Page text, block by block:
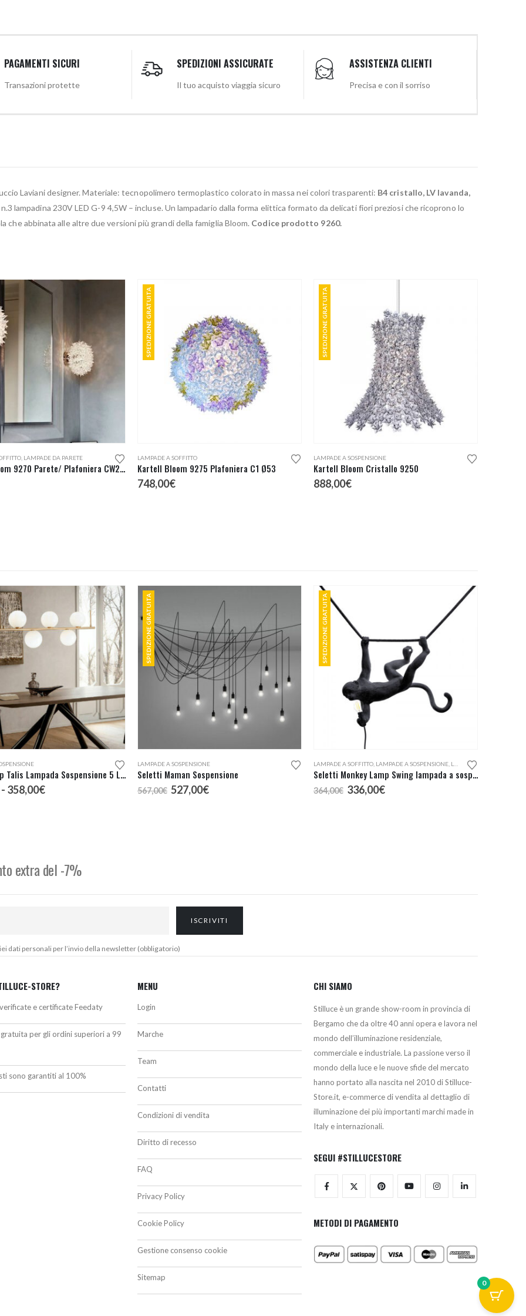
PAGAMENTI SICURI
Transazioni protette
SPEDIZIONI ASSICURATE
Il tuo acquisto viaggia sicuro
ASSISTENZA CLIENTI
Precisa e con il sorriso
Laviani designer. Materiale: tecnopolimero termoplastico colorato in massa nei colori trasparenti: B4 cristallo, LV lavanda,
lampadina 230V LED G-9 4,5W – incluse. Un lampadario dalla forma elittica formato da delicati fiori preziosi che ricoprono lo
abbinata alle altre due versioni più grandi della famiglia Bloom. Codice prodotto 9260.
LAMPADE DA PARETE
Kartell Bloom 9270 Parete/ Plafoniera CW2 Ø28
SPEDIZIONE GRATUITA
LAMPADE A SOFFITTO
Kartell Bloom 9275 Plafoniera C1 Ø53
748,00€
SPEDIZIONE GRATUITA
LAMPADE A SOSPENSIONE
Kartell Bloom Cristallo 9250
888,00€
Redo Group Talis Lampada Sospensione 5 Luci
- 358,00€Fascia
SPEDIZIONE GRATUITA
LAMPADE A SOSPENSIONE
Seletti Maman Sospensione
567,00€ Il
prezzo
527,00€Il
SPEDIZIONE GRATUITA
LAMPADE A SOFFITTO LAMPADE A SOSPENSIONE LAMPADE DA ESTERNO
Seletti Monkey Lamp Swing lampada a sospensione da esterno
364,00€ Il
prezzo
336,00€Il
extra del -7%
dati personali per l’invio della newsletter (obbligatorio)
STORE?
e certificate Feedaty
per gli ordini superiori a 99
sono garantiti al 100%
MENU
Login
Marche
Team
Contatti
Condizioni di vendita
Diritto di recesso
FAQ
Privacy Policy
Cookie Policy
Gestione consenso cookie
Sitemap
CHI SIAMO
Stilluce è un grande show-room in provincia di
Bergamo che da oltre 40 anni opera e lavora nel
mondo dell’illuminazione residenziale,
commerciale e industriale. La passione verso il
mondo della luce e le nuove sfide del mercato
hanno portato alla nascita nel 2010 di Stilluce-
Store.it, e-commerce di vendita al dettaglio di
illuminazione dei più importanti marchi made in
Italy e internazionali.
SEGUI #STILLUCESTORE
METODI DI PAGAMENTO
0